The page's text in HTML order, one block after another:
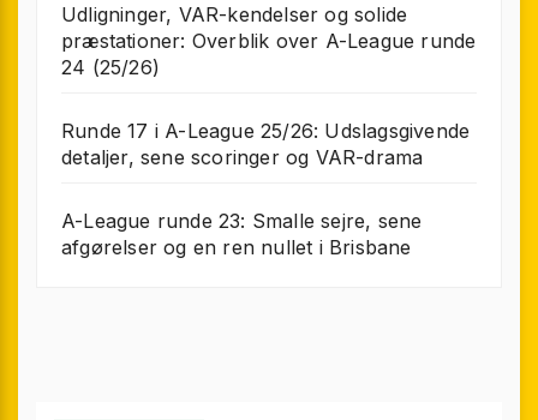
Udligninger, VAR-kendelser og solide
præstationer: Overblik over A-League runde
24 (25/26)
Runde 17 i A-League 25/26: Udslagsgivende
detaljer, sene scoringer og VAR-drama
A-League runde 23: Smalle sejre, sene
afgørelser og en ren nullet i Brisbane